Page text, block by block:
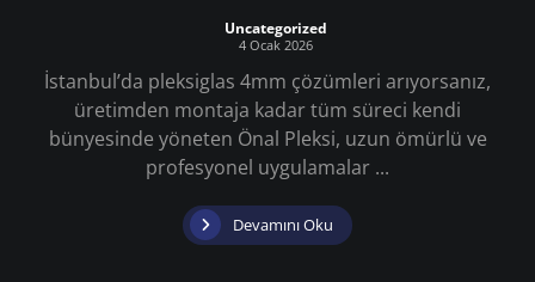
Uncategorized
4 Ocak 2026
İstanbul’da pleksiglas 4mm çözümleri arıyorsanız,
üretimden montaja kadar tüm süreci kendi
bünyesinde yöneten Önal Pleksi, uzun ömürlü ve
profesyonel uygulamalar ...
Devamını Oku